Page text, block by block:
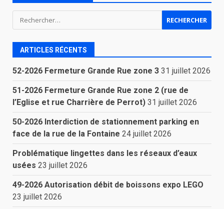
Rechercher :
ARTICLES RÉCENTS
52-2026 Fermeture Grande Rue zone 3 31 juillet 2026
51-2026 Fermeture Grande Rue zone 2 (rue de
l’Eglise et rue Charrière de Perrot) 31 juillet 2026
50-2026 Interdiction de stationnement parking en
face de la rue de la Fontaine 24 juillet 2026
Problématique lingettes dans les réseaux d’eaux
usées 23 juillet 2026
49-2026 Autorisation débit de boissons expo LEGO
23 juillet 2026